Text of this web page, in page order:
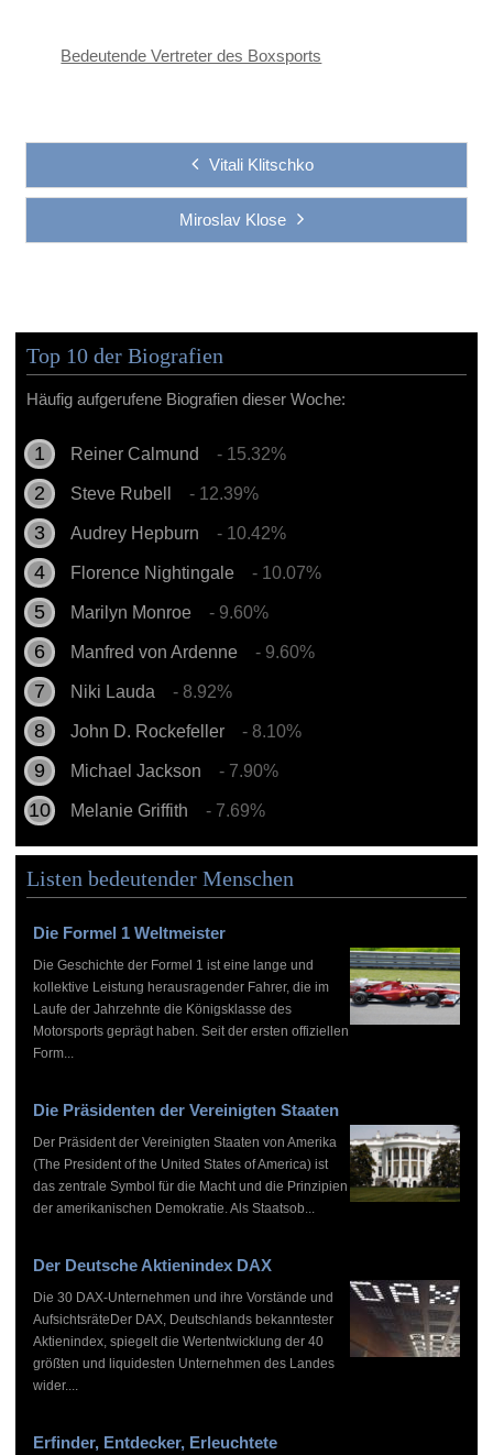
Bedeutende Vertreter des Boxsports
Vitali Klitschko
Miroslav Klose
Top 10 der Biografien
Häufig aufgerufene Biografien dieser Woche:
Reiner Calmund - 15.32%
Steve Rubell - 12.39%
Audrey Hepburn - 10.42%
Florence Nightingale - 10.07%
Marilyn Monroe - 9.60%
Manfred von Ardenne - 9.60%
Niki Lauda - 8.92%
John D. Rockefeller - 8.10%
Michael Jackson - 7.90%
Melanie Griffith - 7.69%
Listen bedeutender Menschen
Die Formel 1 Weltmeister
Die Geschichte der Formel 1 ist eine lange und
kollektive Leistung herausragender Fahrer, die im
Laufe der Jahrzehnte die Königsklasse des
Motorsports geprägt haben. Seit der ersten offiziellen
Form...
Die Präsidenten der Vereinigten Staaten
Der Präsident der Vereinigten Staaten von Amerika
(The President of the United States of America) ist
das zentrale Symbol für die Macht und die Prinzipien
der amerikanischen Demokratie. Als Staatsob...
Der Deutsche Aktienindex DAX
Die 30 DAX-Unternehmen und ihre Vorstände und
AufsichtsräteDer DAX, Deutschlands bekanntester
Aktienindex, spiegelt die Wertentwicklung der 40
größten und liquidesten Unternehmen des Landes
wider....
Erfinder, Entdecker, Erleuchtete